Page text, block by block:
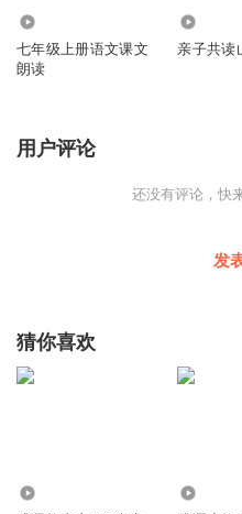
七年级上册语文课文
朗读
亲子共读
用户评论
还没有评论，快
发
猜你喜欢